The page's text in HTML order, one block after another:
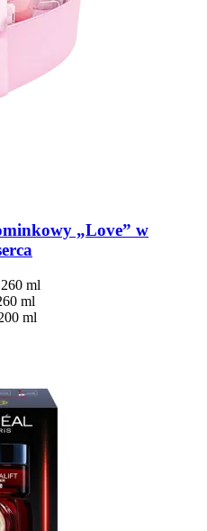
„Love” w
ml
ml
ml